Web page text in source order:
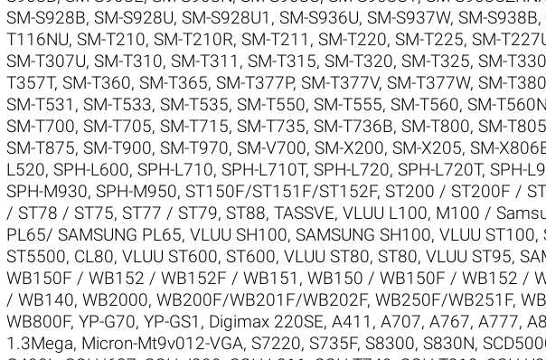
SM-S928B, SM-S928U, SM-S928U1 , SM-S936U, SM-S937W, SM-S938B,
T116NU, SM-T210, SM-T210R, SM-T211 , SM-T220, SM-T225, SM-
SM-T307U, SM-T310, SM-T311 , SM-T315, SM-T320, SM-T325, SM-T330
T357T, SM-T360, SM-T365, SM-T377P, SM-T377V, SM-T377W, SM-T380
SM-T531 , SM-T533, SM-T535, SM-T550, SM-T555, SM-T560, SM-
SM-T700, SM-T705, SM-T715, SM-T735, SM-T736B, SM-T800, SM-T805
SM-T875, SM-T900, SM-T970, SM-V700, SM-X200, SM-X205, SM-
L520, SPH-L600, SPH-L710, SPH-L710T, SPH-L720, SPH-L720T, SPH-
SPH-M930, SPH-M950, ST150F/ST151F/ST152F, ST200 / ST200F /
/ ST78 / ST75, ST77 / ST79, ST88, TASSVE, VLUU L100, M100 /
PL65/ SAMSUNG PL65, VLUU SH100, SAMSUNG SH100, VLUU ST100,
ST5500, CL80, VLUU ST600, ST600, VLUU ST80, ST80, VLUU ST95,
WB150F / WB152 / WB152F / WB151 , WB150 / WB150F / WB152 /
/ WB140, WB2000, WB200F/WB201F/WB202F, WB250F/WB251F,
WB800F, YP-G70, YP-GS1 , Digimax 220SE, A411 , A707, A767, A777,
1.3Mega, Micron-Mt9v012-VGA, S7220, S735F, S8300, S830N,